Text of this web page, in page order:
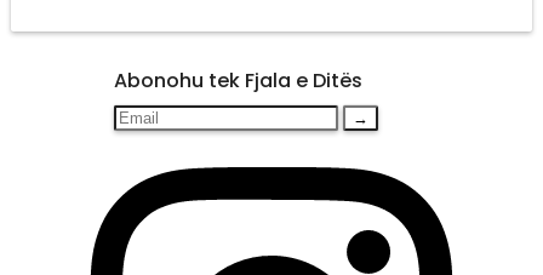
Abonohu tek Fjala e Ditës